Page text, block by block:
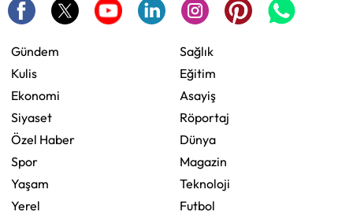
Gündem
Kulis
Ekonomi
Siyaset
Özel Haber
Spor
Yaşam
Yerel
Sağlık
Eğitim
Asayiş
Röportaj
Dünya
Magazin
Teknoloji
Futbol